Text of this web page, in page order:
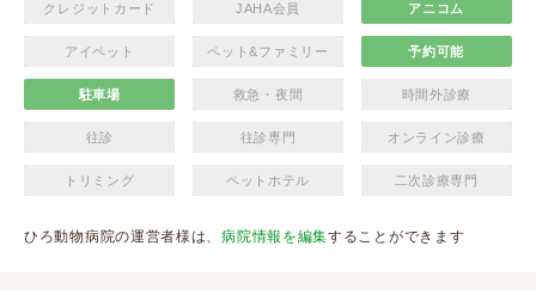
クレジットカード JAHA会員 アニコム
アイペット ペット&ファミリー 予約可能
駐車場 救急・夜間 時間外診療
往診 往診専門 オンライン診療
トリミング ペットホテル 二次診療専門
ひろ動物病院の運営者様は、病院情報を編集することができます